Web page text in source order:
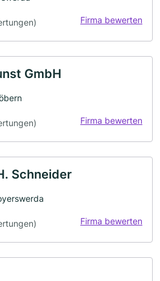
Firma bewerten
GmbH
Firma bewerten
Schneider
Firma bewerten